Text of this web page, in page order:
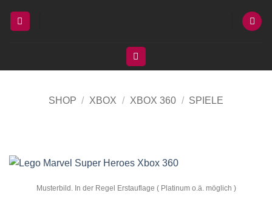
Inhalt
SHOP / XBOX / XBOX 360 / SPIELE
Musterbild. In der Regel Erstauflage ( Platinum o.ä. möglich )